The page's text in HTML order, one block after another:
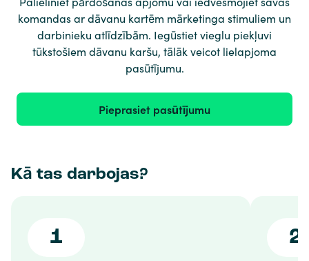
komandas ar dāvanu kartēm mārketinga stimuliem un
darbinieku atlīdzībām. Iegūstiet vieglu piekļuvi
tūkstošiem dāvanu karšu, tālāk veicot lielapjoma
pasūtījumu.
Pieprasiet pasūtījumu
Kā tas darbojas?
1 2